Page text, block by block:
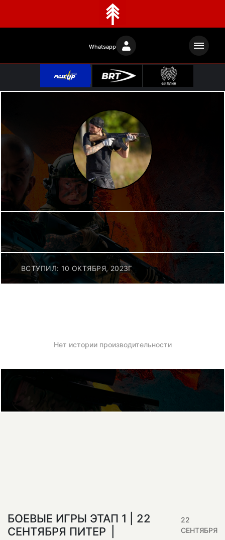
Whatsapp
ВСТУПИЛ: 10 ОКТЯБРЯ, 2023Г
Нет истории производительности
БОЕВЫЕ ИГРЫ ЭТАП 1 | 22
СЕНТЯБРЯ ПИТЕР
22
СЕНТЯБРЯ